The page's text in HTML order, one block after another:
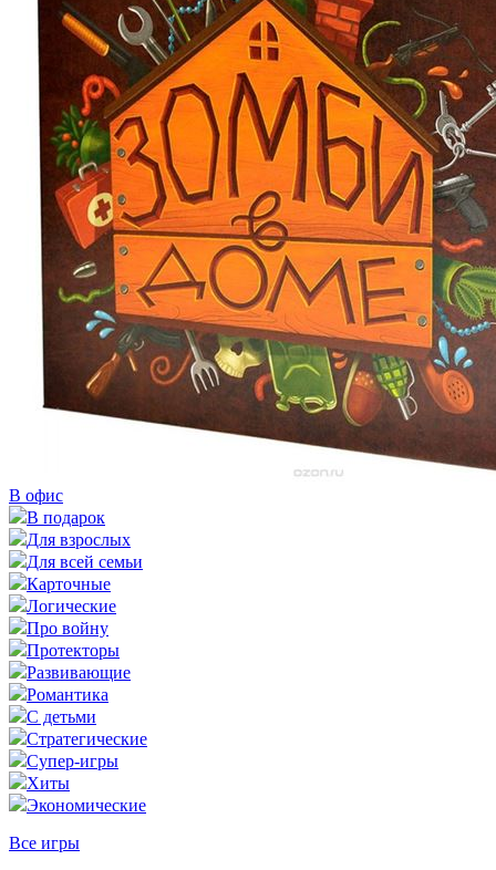
В офис
В подарок
Для взрослых
Для всей семьи
Карточные
Логические
Про войну
Протекторы
Развивающие
Романтика
С детьми
Стратегические
Супер-игры
Хиты
Экономические
Все игры